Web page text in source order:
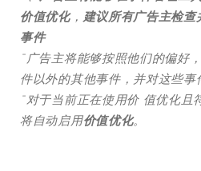
价值优化， 建议所有广告主检
事件
ˉ广告主将能够按照他们的偏好
件以外的其他事件，并对这些事
ˉ对于当前正在使用价 值优化且
将自动启用价值优化。